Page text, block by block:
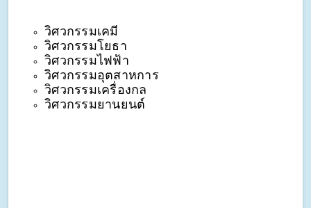
วิศวกรรมเคมี
วิศวกรรมโยธา
วิศวกรรมไฟฟ้า
วิศวกรรมอุตสาหการ
วิศวกรรมเครื่องกล
วิศวกรรมยานยนต์